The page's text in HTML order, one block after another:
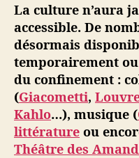
La culture n’aura
accessible. De
désormais
temporairement
du confinement :
(Giacometti,
Kahlo…), musique (
littérature ou
Théâtre des